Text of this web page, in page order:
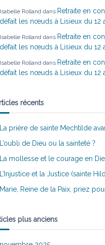
Isabelle Rolland dans Retraite en
défait les nœuds à Lisieux du 12
Isabelle Rolland dans Retraite en
défait les nœuds à Lisieux du 12
Isabelle Rolland dans Retraite en
défait les nœuds à Lisieux du 12
récents
La prière de sainte Mechtilde
L’oubli de Dieu ou la sainteté ?
La mollesse et le courage en
L’Injustice et la Justice (sainte
Marie, Reine de la Paix, priez
plus anciens